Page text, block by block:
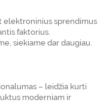
elektroninius sprendimus
faktorius.
siekiame dar daugiau.
– leidžia kurti
moderniam ir